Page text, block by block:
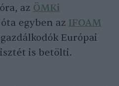
az ÖMKi
egyben az IFOAM
Európai
is betölti.